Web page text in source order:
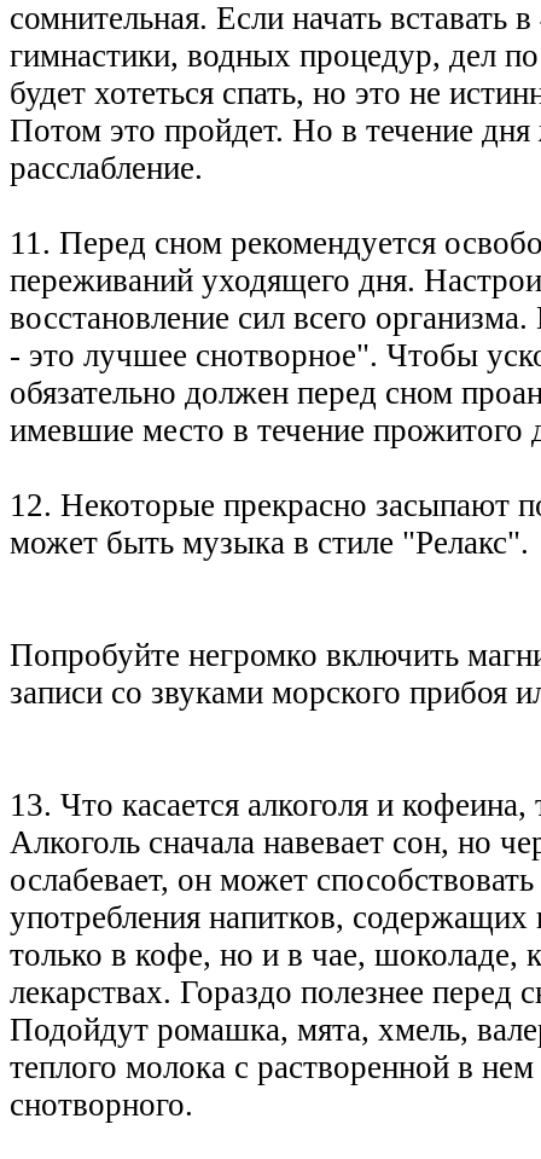
сомнительная. Если начать вставать
гимнастики, водных процедур, дел
будет хотеться спать, но это не
Потом это пройдет. Но в течение дня
расслабление.
11. Перед сном рекомендуется
переживаний уходящего дня.
восстановление сил всего
- это лучшее снотворное". Чтобы
обязательно должен перед сном
имевшие место в течение прожитого
12. Некоторые прекрасно засыпают
может быть музыка в стиле "Релакс".
Попробуйте негромко включить
записи со звуками морского прибоя
13. Что касается алкоголя и
Алкоголь сначала навевает сон, но
ослабевает, он может
употребления напитков,
только в кофе, но и в чае,
лекарствах. Гораздо полезнее
Подойдут ромашка, мята, хмель,
теплого молока с растворенной в
снотворного.